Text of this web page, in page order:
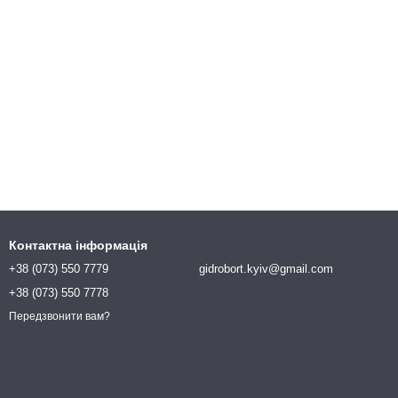
Контактна інформація
+38 (073) 550 7779
+38 (073) 550 7778
Передзвонити вам?
gidrobort.kyiv@gmail.com